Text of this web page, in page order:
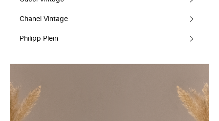
Chanel Vintage
Philipp Plein